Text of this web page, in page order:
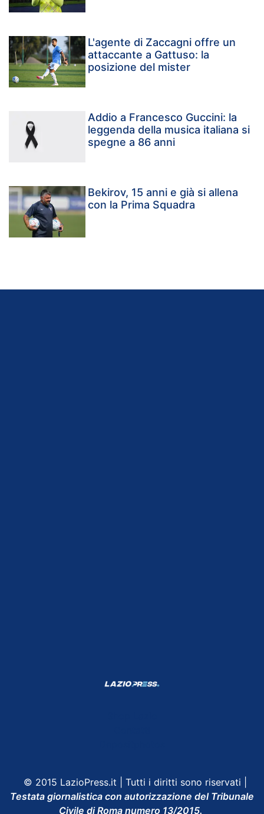
L'agente di Zaccagni offre un
attaccante a Gattuso: la
posizione del mister
Addio a Francesco Guccini: la
leggenda della musica italiana si
spegne a 86 anni
Bekirov, 15 anni e già si allena
con la Prima Squadra
© 2015 LazioPress.it | Tutti i diritti sono riservati |
Testata giornalistica con autorizzazione del Tribunale
Civile di Roma numero 13/2015.